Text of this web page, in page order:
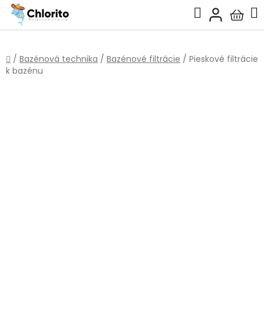
Prejsť
obsah
Hľadať
košík
Domov
/ Bazénová technika / Bazénové filtrácie / Pieskové filtrácie
k bazénu